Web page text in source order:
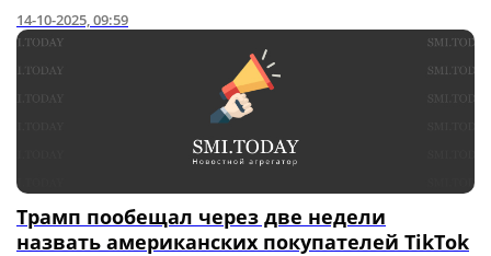
14-10-2025, 09:59
Трамп пообещал через две недели
назвать американских покупателей TikTok